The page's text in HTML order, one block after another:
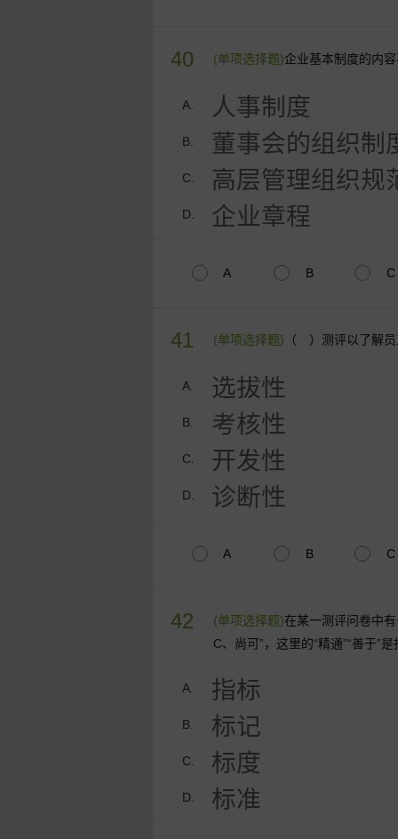
40 (单项选择题)企业基本制度的内
A. 人事制度
B. 董事会的组织制
C. 高层管理组织规
D. 企业章程
A B C
41 (单项选择题) （ ）测评以了解
A. 选拔性
B. 考核性
C. 开发性
D. 诊断性
A B C
42 (单项选择题)在某一测评问卷中
C、尚可”，这里的“精通”“善于”
A. 指标
B. 标记
C. 标度
D. 标准